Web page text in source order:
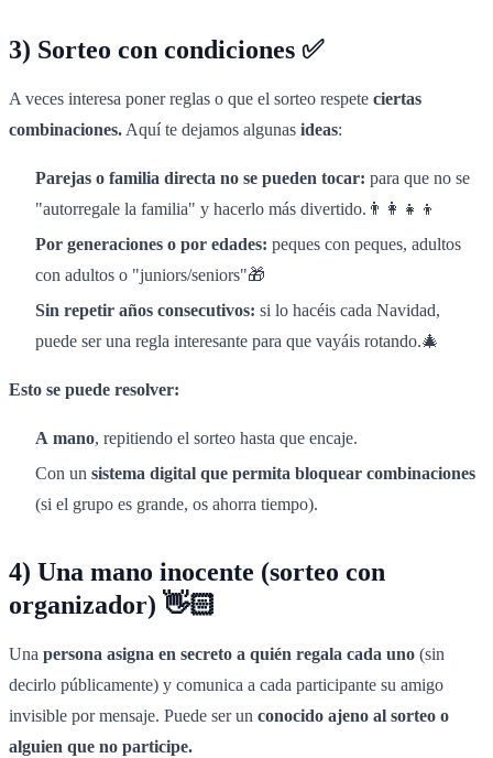
3) Sorteo con condiciones ✅
A veces interesa poner reglas o que el sorteo respete ciertas
combinaciones. Aquí te dejamos algunas ideas:
Parejas o familia directa no se pueden tocar: para que no se
"autorregale la familia" y hacerlo más divertido.👨‍👩‍👧‍👦
Por generaciones o por edades: peques con peques, adultos
con adultos o "juniors/seniors"🎁
Sin repetir años consecutivos: si lo hacéis cada Navidad,
puede ser una regla interesante para que vayáis rotando.🎄
Esto se puede resolver:
A mano, repitiendo el sorteo hasta que encaje.
Con un sistema digital que permita bloquear combinaciones
(si el grupo es grande, os ahorra tiempo).
4) Una mano inocente (sorteo con
organizador) 👋🏻
Una persona asigna en secreto a quién regala cada uno (sin
decirlo públicamente) y comunica a cada participante su amigo
invisible por mensaje. Puede ser un conocido ajeno al sorteo o
alguien que no participe.